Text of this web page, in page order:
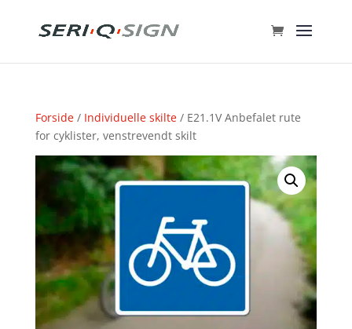
Forside/ Individuelle skilte/ E21.1V Anbefalet rute
for cyklister, venstrevendt skilt